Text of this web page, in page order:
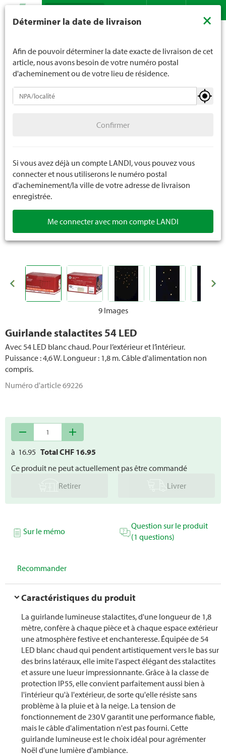
Recherche
9 Images
Guirlande stalactites 54 LED
Avec 54 LED blanc chaud. Pour l’extérieur et l’intérieur.
Puissance : 4,6 W. Longueur : 1,8 m. Câble d'alimentation non
compris.
Numéro d'article69226
remove add
à 16.95 Total CHF 16.95
Ce produit ne peut actuellement pas être commandé
Retirer
Livrer
Sur le mémo
Question sur le produit
(1 questions)
Recommander
Caractéristiques du produit
La guirlande lumineuse stalactites, d'une longueur de 1,8
mètre, confère à chaque pièce et à chaque espace extérieur
une atmosphère festive et enchanteresse. Équipée de 54
LED blanc chaud qui pendent artistiquement vers le bas sur
des brins latéraux, elle imite l'aspect élégant des stalactites
et assure une lueur impressionnante. Grâce à la classe de
protection IP55, elle convient parfaitement aussi bien à
l'intérieur qu'à l'extérieur, de sorte qu'elle résiste sans
problème à la pluie et à la neige. La tension de
fonctionnement de 230 V garantit une performance fiable,
mais le câble d'alimentation n'est pas fourni. Cette
guirlande lumineuse est le choix idéal pour agrémenter
Noël d'une lumière d'ambiance.
Éclairages de Noël
Éclairages de Noël extensible 230V
Éclairages de Noël extensible 24V
Éclairage de Noël utilisation avec piles
Accessoire pour éclairage de Noël
Déterminer la date de livraison ×
Afin de pouvoir déterminer la date exacte de livraison de cet
article, nous avons besoin de votre numéro postal
d'acheminement ou de votre lieu de résidence.
Confirmer
Si vous avez déjà un compte LANDI, vous pouvez vous
connecter et nous utiliserons le numéro postal
d'acheminement/la ville de votre adresse de livraison
enregistrée.
Me connecter avec mon compte LANDI
moins de 16 ans. La limite d'âge est de 18 ans pour les
nous indiquez votre âge de manière contraignante.